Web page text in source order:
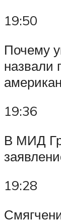
19:50
Почему
назвали
19:36
В МИД
19:28